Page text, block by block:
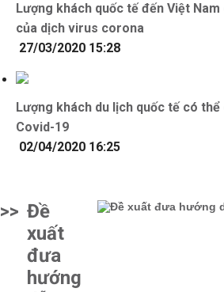
Lượng khách quốc tế đến Việt
của dịch virus corona
27/03/2020 15:28
Lượng khách du lịch quốc tế có
Covid-19
02/04/2020 16:25
>> Đề
xuất
đưa
hướng